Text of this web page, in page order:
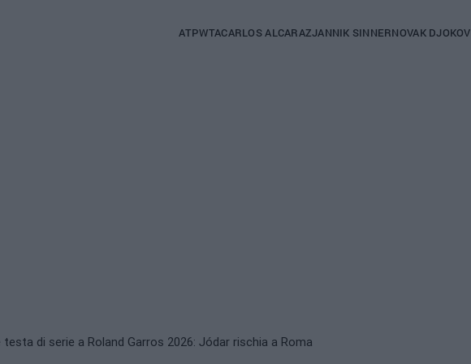
Main
ATPWTACARLOS ALCARAZJANNIK SINNERNOVAK
di serie a Roland Garros 2026: Jódar rischia a Roma